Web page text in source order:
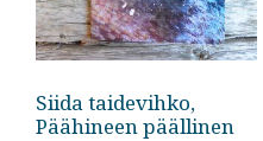
Siida taidevihko,
Päähineen päällinen